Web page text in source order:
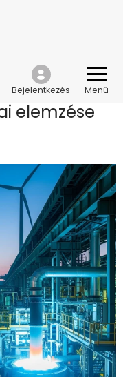
Bejelentkezés Menü
Az ipari
elemzése